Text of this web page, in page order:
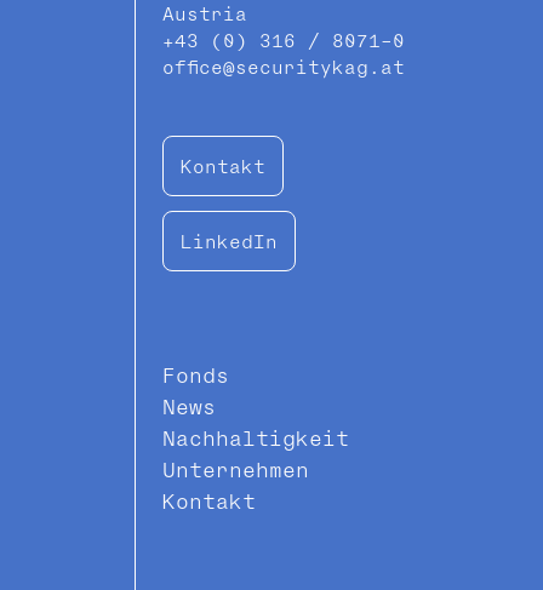
Austria
+43 (0) 316 / 8071-0
office@securitykag.at
Kontakt
LinkedIn
Fonds
News
Nachhaltigkeit
Unternehmen
Kontakt